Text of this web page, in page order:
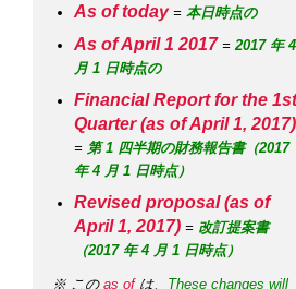
As of today= 本日時点の
As of April 1 2017= 2017 年 4
月 1 日時点の
Financial Report for the 1st
Quarter (as of April 1, 2017)
= 第 1 四半期の財務報告書（2017
年 4 月 1 日時点）
Revised proposal (as of
April 1, 2017) = 改訂提案書
（2017 年 4 月 1 日時点）
※ この as ofは、 These changes will